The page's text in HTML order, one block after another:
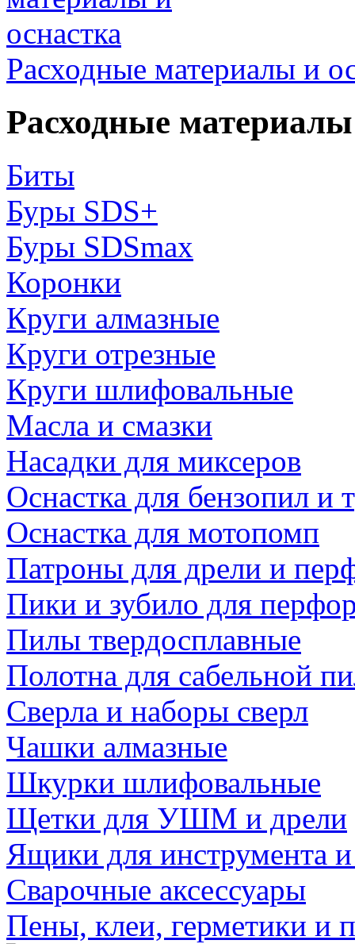
Расходные материалы и
Расходные
Биты
Буры SDS+
Буры SDSmax
Коронки
Круги алмазные
Круги отрезные
Круги шлифовальные
Масла и смазки
Насадки для миксеров
Оснастка для бензопил и
Оснастка для мотопомп
Патроны для дрели и
Пики и зубило для
Пилы твердосплавные
Полотна для сабельной
Сверла и наборы сверл
Чашки алмазные
Шкурки шлифовальные
Щетки для УШМ и дрели
Ящики для инструмента
Сварочные аксессуары
Пены, клеи, герметики и